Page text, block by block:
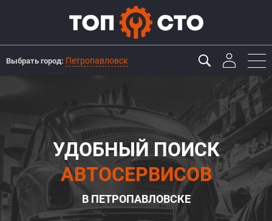
Выбрать город: Петропавловск
УДОБНЫЙ ПОИСК
АВТОСЕРВИСОВ
В ПЕТРОПАВЛОВСКЕ